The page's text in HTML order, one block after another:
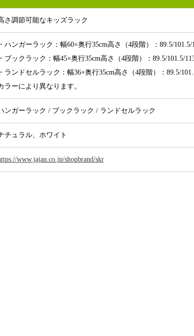
さ調節可能なキッズラック
・ハンガーラック：幅60×奥行35cm高さ（4段階）：89.5/101.5/
・ブックラック：幅45×奥行35cm高さ（4段階）：89.5/101.5/
・ランドセルラック：幅36×奥行35cm高さ（4段階）：89.5/
ラーにより異なります。
ンガーラック / ブックラック / ランドセルラック
チュラル、ホワイト
www.jajan.co.jp/shopbrand/skr